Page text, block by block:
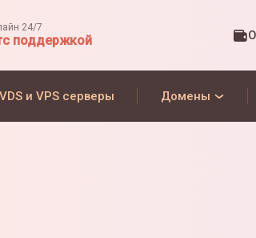
24/7
с поддержкой
VDS и VPS серверы Домены